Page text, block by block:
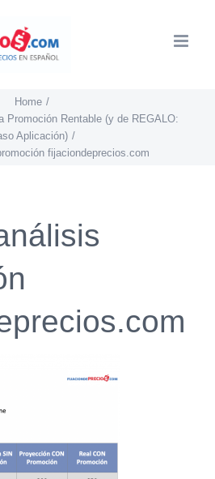
Home
Promoción Rentable (y de REGALO:
Aplicación)
fijaciondeprecios.com